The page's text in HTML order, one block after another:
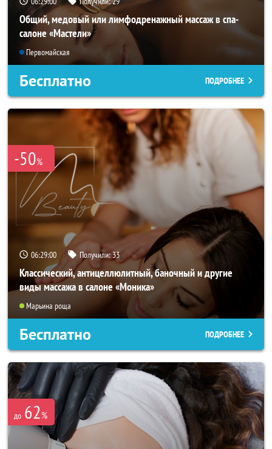
Общий, медовый или лимфодренажный массаж в спа-
салоне «Мастели»
Первомайская
Бесплатно ПОДРОБНЕЕ
-50%
06:28:57 Получили:33
Классический, антицеллюлитный, баночный и другие
виды массажа в салоне «Моника»
Марьина роща
Бесплатно ПОДРОБНЕЕ
до 62%